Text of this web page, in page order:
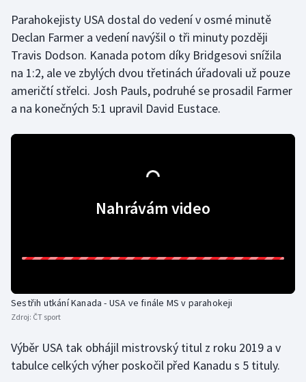
Jezdectví
Judo
Krasobruslení
Moderní pětiboj
Parasport
Plážový volejbal
Parahokejisty USA dostal do vedení v osmé minutě
Declan Farmer a vedení navýšil o tři minuty později
Travis Dodson. Kanada potom díky Bridgesovi snížila
na 1:2, ale ve zbylých dvou třetinách úřadovali už pouze
američtí střelci. Josh Pauls, podruhé se prosadil Farmer
a na konečných 5:1 upravil David Eustace.
Nahrávám video
Sestřih utkání Kanada - USA ve finále MS v parahokeji
Zdroj: ČT sport
Výběr USA tak obhájil mistrovský titul z roku 2019 a v
tabulce celkých výher poskočil před Kanadu s 5 tituly.